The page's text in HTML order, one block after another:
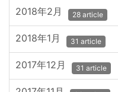
2018年2月 28 article
2018年1月 31 article
2017年12月 31 article